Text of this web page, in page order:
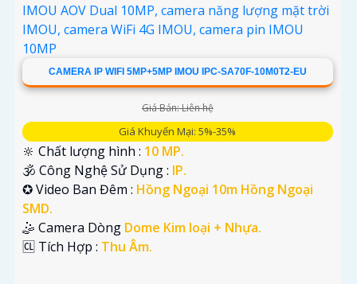
CAMERA IP WIFI 5MP+5MP IMOU IPC-SA70F-10M0T2-EU
Giá Bán: Liên hệ
Giá Khuyến Mại: 5%-35%
🔆 Chất lượng hình : 10 MP.
🕉️ Công Nghệ Sử Dụng : IP.
✪ Video Ban Đêm : Hồng Ngoại 10m Hồng Ngoại
SMD.
🤹 Camera Dòng Dome Kim loại + Nhựa.
️🆑 Tích Hợp : Thu Âm.